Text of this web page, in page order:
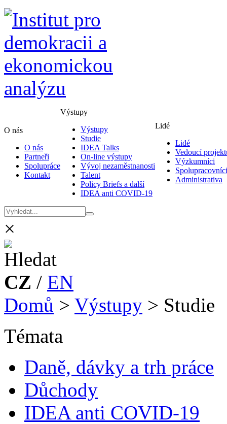
O nás
O nás
Partneři
Spolupráce
Kontakt
Výstupy
Výstupy
Studie
IDEA Talks
On-line výstupy
Vývoj nezaměstnanosti
Talent
Policy Briefs a další
IDEA anti COVID-19
Lidé
Lidé
Vedoucí
Výzkumníci
Spolupracovníci
Administrativa
×
CZ / EN
Domů > Výstupy > Studie
Témata
Daně, dávky a trh práce
Důchody
IDEA anti COVID-19